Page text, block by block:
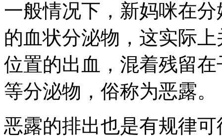
一般情况下，新妈咪在
的血状分泌物，这实际
位置的出血，混着残留
等分泌物，俗称为恶露。
恶露的排出也是有规律